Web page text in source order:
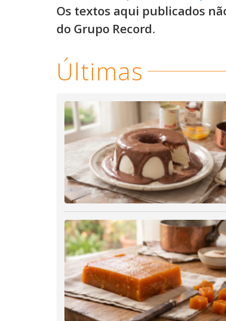
Os textos aqui publicados
do Grupo Record.
Últimas